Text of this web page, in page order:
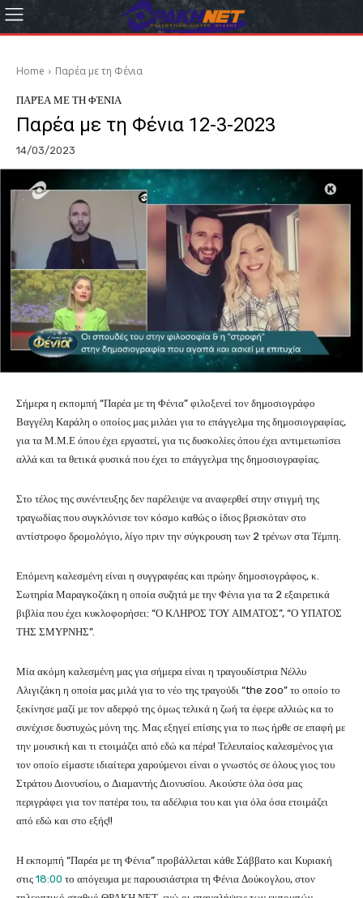
Home Παρέα με τη Φένια
ΠΑΡΈΑ ΜΕ ΤΗ ΦΈΝΙΑ
Παρέα με τη Φένια 12-3-2023
14/03/2023
Σήμερα η εκπομπή “Παρέα με τη Φένια” φιλοξενεί τον δημοσιογράφο
Βαγγέλη Καράλη ο οποίος μας μιλάει για το επάγγελμα της δημοσιογραφίας,
για τα Μ.Μ.Ε όπου έχει εργαστεί, για τις δυσκολίες όπου έχει αντιμετωπίσει
αλλά και τα θετικά φυσικά που έχει το επάγγελμα της δημοσιογραφίας.
Στο τέλος της συνέντευξης δεν παρέλειψε να αναφερθεί στην στιγμή της
τραγωδίας που συγκλόνισε τον κόσμο καθώς ο ίδιος βρισκόταν στο
αντίστροφο δρομολόγιο, λίγο πριν την σύγκρουση των 2 τρένων στα Τέμπη.
Επόμενη καλεσμένη είναι η συγγραφέας και πρώην δημοσιογράφος, κ.
Σωτηρία Μαραγκοζάκη η οποία συζητά με την Φένια για τα 2 εξαιρετικά
βιβλία που έχει κυκλοφορήσει: “Ο ΚΛΗΡΟΣ ΤΟΥ ΑΙΜΑΤΟΣ”, “Ο ΥΠΑΤΟΣ
ΤΗΣ ΣΜΥΡΝΗΣ”.
Μία ακόμη καλεσμένη μας για σήμερα είναι η τραγουδίστρια Νέλλυ
Αλιγιζάκη η οποία μας μιλά για το νέο της τραγούδι “the zoo” το οποίο το
ξεκίνησε μαζί με τον αδερφό της όμως τελικά η ζωή τα έφερε αλλιώς κα το
συνέχισε δυστυχώς μόνη της. Μας εξηγεί επίσης για το πως ήρθε σε επαφή με
την μουσική και τι ετοιμάζει από εδώ κα πέρα! Τελευταίος καλεσμένος για
τον οποίο είμαστε ιδιαίτερα χαρούμενοι είναι ο γνωστός σε όλους γιος του
Στράτου Διονυσίου, ο Διαμαντής Διονυσίου. Ακούστε όλα όσα μας
περιγράφει για τον πατέρα του, τα αδέλφια του και για όλα όσα ετοιμάζει
από εδώ και στο εξής!!
Η εκπομπή “Παρέα με τη Φένια” προβάλλεται κάθε Σάββατο και Κυριακή
στις 18:00 το απόγευμα με παρουσιάστρια τη Φένια Δούκογλου, στον